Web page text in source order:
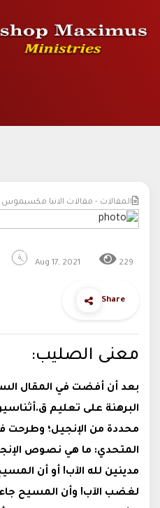
المقالات - مقالات الانبا مكسيموس
Aug 17, 2021 229
Share
معنى الصليب:
بعد أن أفضت في المقال
البرهنة على تعليم
محددة من الإنجيل؛ وطرحت
المتحدي: ما هي نصوص
مدينين لله الآب! أو أن
لغضب الآب! وأن المسيح